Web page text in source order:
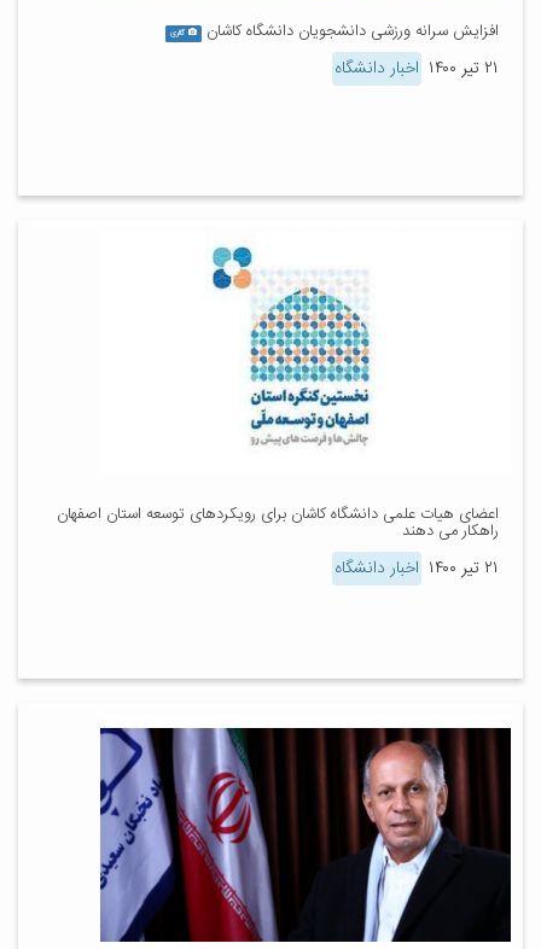
افزایش سرانه ورزشی دانشجویان دانشگاه کاشان گالری
۲۱ تیر ۱۴۰۰ اخبار دانشگاه
اعضای هیات علمی دانشگاه کاشان برای رویکردهای توسعه استان اصفهان
راهکار می دهند
۲۱ تیر ۱۴۰۰ اخبار دانشگاه